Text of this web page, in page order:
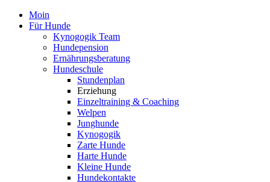
Moin
Für Hunde
Kynogogik Team
Hundepension
Ernährungsberatung
Hundeschule
Stundenplan
Erziehung
Einzeltraining & Coaching
Welpen
Junghunde
Kynogogik
Zarte Hunde
Harte Hunde
Kleine Hunde
Hundekontakte